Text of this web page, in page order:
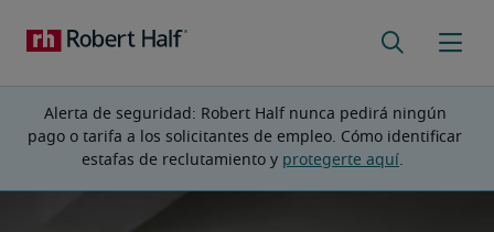
Alerta de seguridad: Robert Half nunca pedirá ningún
pago o tarifa a los solicitantes de empleo. Cómo identificar
estafas de reclutamiento y protegerte aquí